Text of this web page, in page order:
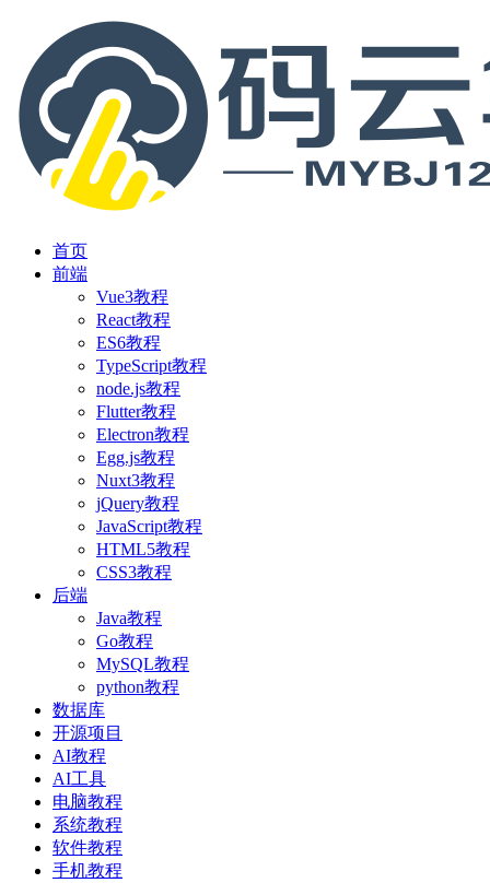
首页
前端
Vue3教程
React教程
ES6教程
TypeScript教程
node.js教程
Flutter教程
Electron教程
Egg.js教程
Nuxt3教程
jQuery教程
JavaScript教程
HTML5教程
CSS3教程
后端
Java教程
Go教程
MySQL教程
python教程
数据库
开源项目
AI教程
AI工具
电脑教程
系统教程
软件教程
手机教程